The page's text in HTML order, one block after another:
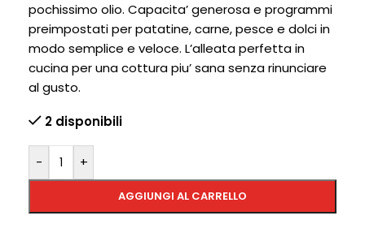
pochissimo olio. Capacita’ generosa e programmi
preimpostati per patatine, carne, pesce e dolci in
modo semplice e veloce. L’alleata perfetta in
cucina per una cottura piu’ sana senza rinunciare
al gusto.
2 disponibili
- +
AGGIUNGI AL CARRELLO